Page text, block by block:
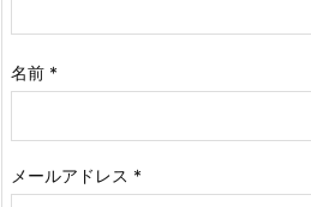
名前 *
メールアドレス *